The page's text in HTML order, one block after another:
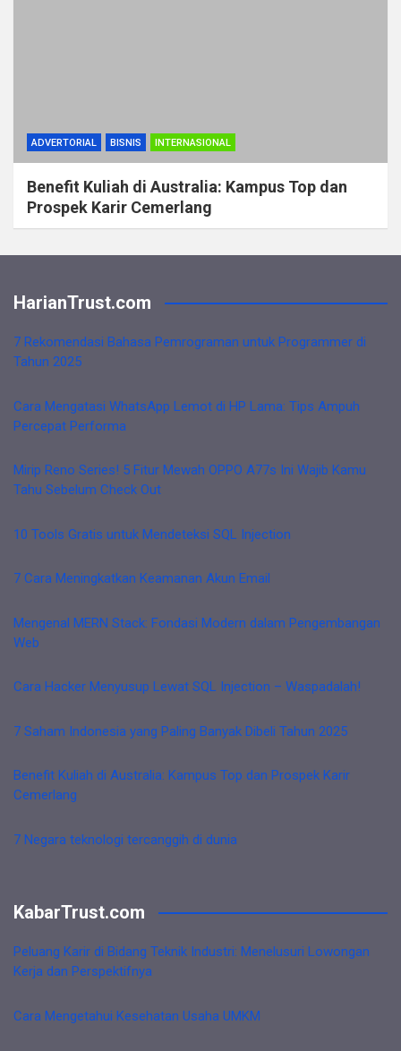
ADVERTORIAL BISNIS INTERNASIONAL
Benefit Kuliah di Australia: Kampus Top dan
Prospek Karir Cemerlang
HarianTrust.com
7 Rekomendasi Bahasa Pemrograman untuk Programmer di
Tahun 2025
Cara Mengatasi WhatsApp Lemot di HP Lama: Tips Ampuh
Percepat Performa
Mirip Reno Series! 5 Fitur Mewah OPPO A77s Ini Wajib Kamu
Tahu Sebelum Check Out
10 Tools Gratis untuk Mendeteksi SQL Injection
7 Cara Meningkatkan Keamanan Akun Email
Mengenal MERN Stack: Fondasi Modern dalam Pengembangan
Web
Cara Hacker Menyusup Lewat SQL Injection – Waspadalah!
7 Saham Indonesia yang Paling Banyak Dibeli Tahun 2025
Benefit Kuliah di Australia: Kampus Top dan Prospek Karir
Cemerlang
7 Negara teknologi tercanggih di dunia
KabarTrust.com
Peluang Karir di Bidang Teknik Industri: Menelusuri Lowongan
Kerja dan Perspektifnya
Cara Mengetahui Kesehatan Usaha UMKM